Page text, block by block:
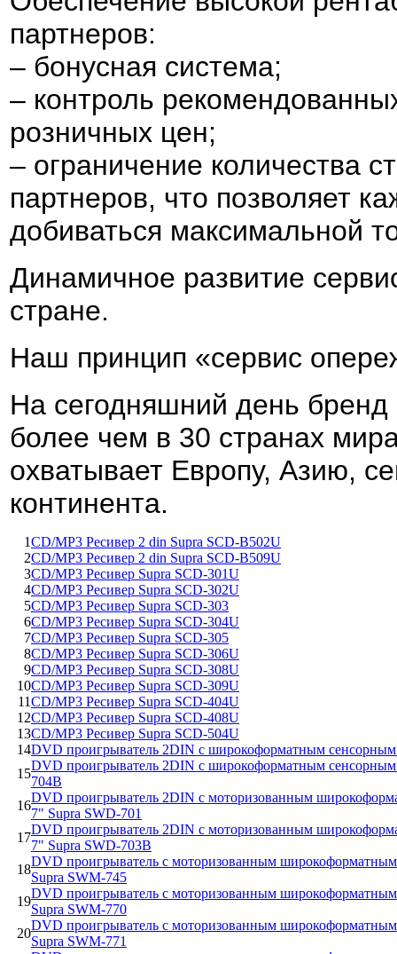
партнеров:
– бонусная система;
– контроль
розничных цен;
– ограничение количества
партнеров, что позволяет
добиваться максимальной
Динамичное развитие
стране.
Наш принцип «сервис
На сегодняшний день бренд
более чем в 30 странах
охватывает Европу, Азию,
континента.
1CD/MP3 Ресивер 2 din Supra SCD-B502U
2CD/MP3 Ресивер 2 din Supra SCD-B509U
3CD/MP3 Ресивер Supra SCD-301U
4CD/MP3 Ресивер Supra SCD-302U
5CD/MP3 Ресивер Supra SCD-303
6CD/MP3 Ресивер Supra SCD-304U
7CD/MP3 Ресивер Supra SCD-305
8CD/MP3 Ресивер Supra SCD-306U
9CD/MP3 Ресивер Supra SCD-308U
10CD/MP3 Ресивер Supra SCD-309U
11CD/MP3 Ресивер Supra SCD-404U
12CD/MP3 Ресивер Supra SCD-408U
13CD/MP3 Ресивер Supra SCD-504U
14DVD проигрыватель 2DIN с широкоформатным
15
DVD проигрыватель 2DIN с широкоформатным
704B
16
DVD проигрыватель 2DIN с моторизованным
7" Supra SWD-701
17
DVD проигрыватель 2DIN с моторизованным
7" Supra SWD-703B
18
DVD проигрыватель с моторизованным
Supra SWM-745
19
DVD проигрыватель с моторизованным
Supra SWM-770
20
DVD проигрыватель с моторизованным
Supra SWM-771